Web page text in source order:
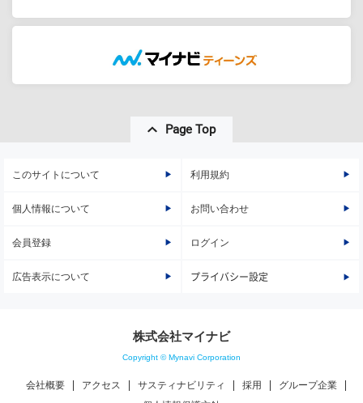
Page Top
このサイトについて 利用規約
個人情報について お問い合わせ
会員登録 ログイン
広告表示について プライバシー設定
株式会社マイナビ
Copyright © Mynavi Corporation
会社概要 アクセス サスティナビリティ 採用
グループ企業